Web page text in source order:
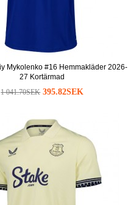
Mykolenko #16 Hemmakläder 2026-
27 Kortärmad
1 041.70SEK 395.82SEK